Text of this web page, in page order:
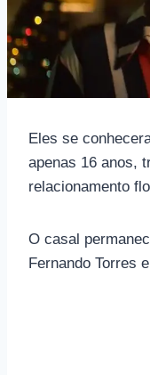
Eles se
apenas 16 anos,
relacionamento
O casal
Fernando Torres